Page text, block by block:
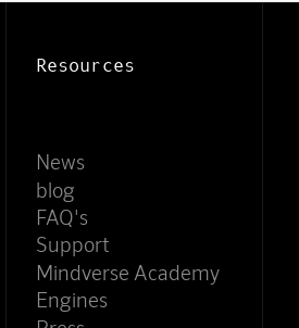
Resources
News
blog
FAQ's
Support
Mindverse Academy
Engines